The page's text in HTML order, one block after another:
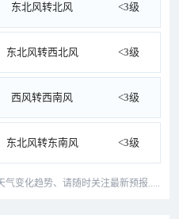
东北风转北风 <3级
东北风转西北风 <3级
西风转西南风 <3级
东北风转东南风 <3级
变化趋势、请随时关注最新预报.....